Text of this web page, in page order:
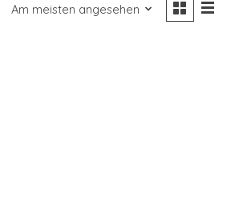
Am meisten angesehen